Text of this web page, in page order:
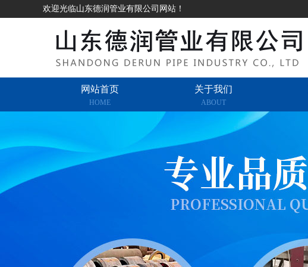
欢迎光临山东德润管业有限公司网站！
网站首页
HOME
关于我们
ABOUT